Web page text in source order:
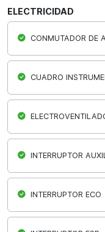
ELECTRICIDAD
CONMUTADOR DE
CUADRO
INTERRUPTOR
INTERRUPTOR ECO